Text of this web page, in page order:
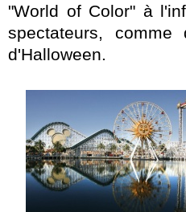
"World of Color" à
spectateurs,
d'Halloween.